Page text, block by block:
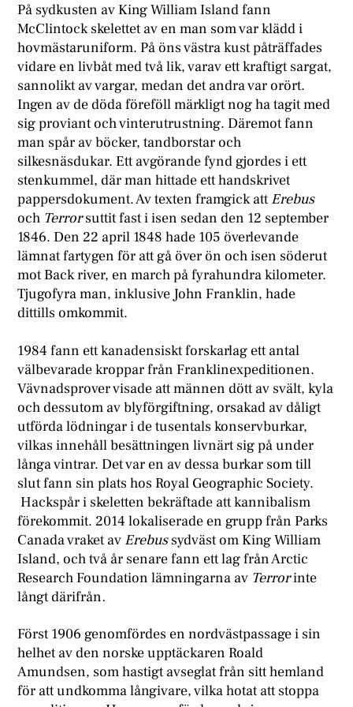
På sydkusten av King William Island fann
McClintock skelettet av en man som var klädd i
hovmästaruniform. På öns västra kust påträffades
vidare en livbåt med två lik, varav ett kraftigt sargat,
sannolikt av vargar, medan det andra var orört.
Ingen av de döda föreföll märkligt nog ha tagit med
sig proviant och vinterutrustning. Däremot fann
man spår av böcker, tandborstar och
silkesnäsdukar. Ett avgörande fynd gjordes i ett
stenkummel, där man hittade ett handskrivet
pappersdokument. Av texten framgick att Erebus
och Terrorsuttit fast i isen sedan den 12 september
1846. Den 22 april 1848 hade 105 överlevande
lämnat fartygen för att gå över ön och isen söderut
mot Back river, en march på fyrahundra kilometer.
Tjugofyra man, inklusive John Franklin, hade
dittills omkommit.
1984 fann ett kanadensiskt forskarlag ett antal
välbevarade kroppar från Franklinexpeditionen.
Vävnadsprover visade att männen dött av svält, kyla
och dessutom av blyförgiftning, orsakad av dåligt
utförda lödningar i de tusentals konservburkar,
vilkas innehåll besättningen livnärt sig på under
långa vintrar. Det var en av dessa burkar som till
slut fann sin plats hos Royal Geographic Society.
Hackspår i skeletten bekräftade att kannibalism
förekommit. 2014 lokaliserade en grupp från Parks
Canada vraket av Erebussydväst om King William
Island, och två år senare fann ett lag från Arctic
Research Foundation lämningarna av Terrorinte
långt därifrån.
Först 1906 genomfördes en nordvästpassage i sin
helhet av den norske upptäckaren Roald
Amundsen, som hastigt avseglat från sitt hemland
för att undkomma långivare, vilka hotat att stoppa